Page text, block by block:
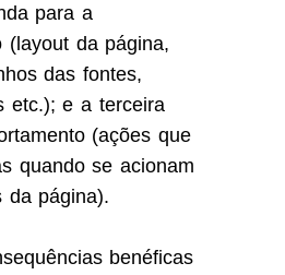
para a
(layout da página,
das fontes,
etc.); e a terceira
(ações que
quando se acionam
da página).
benéficas